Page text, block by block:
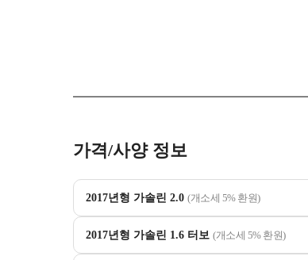
가격/사양 정보
2017년형 가솔린 2.0 (개소세 5% 환원)
2017년형 가솔린 1.6 터보 (개소세 5% 환원)